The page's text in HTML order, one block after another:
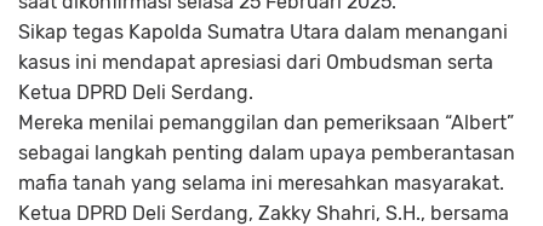
Sikap tegas Kapolda Sumatra Utara dalam menangani
kasus ini mendapat apresiasi dari Ombudsman serta
Ketua DPRD Deli Serdang.
Mereka menilai pemanggilan dan pemeriksaan “Albert”
sebagai langkah penting dalam upaya pemberantasan
mafia tanah yang selama ini meresahkan masyarakat.
Ketua DPRD Deli Serdang, Zakky Shahri, S.H., bersama